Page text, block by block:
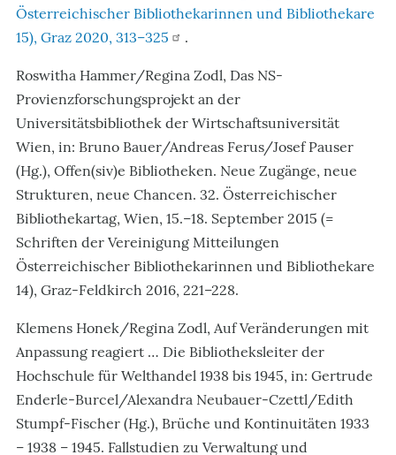
Österreichischer Bibliothekarinnen und Bibliothekare
15), Graz 2020, 313–325
.
Roswitha Hammer/Regina Zodl, Das NS-
Provienzforschungsprojekt an der
Universitätsbibliothek der Wirtschaftsuniversität
Wien, in: Bruno Bauer/Andreas Ferus/Josef Pauser
(Hg.), Offen(siv)e Bibliotheken. Neue Zugänge, neue
Strukturen, neue Chancen. 32. Österreichischer
Bibliothekartag, Wien, 15.–18. September 2015 (=
Schriften der Vereinigung Mitteilungen
Österreichischer Bibliothekarinnen und Bibliothekare
14), Graz-Feldkirch 2016, 221–228.
Klemens Honek/Regina Zodl, Auf Veränderungen mit
Anpassung reagiert … Die Bibliotheksleiter der
Hochschule für Welthandel 1938 bis 1945, in: Gertrude
Enderle-Burcel/Alexandra Neubauer-Czettl/Edith
Stumpf-Fischer (Hg.), Brüche und Kontinuitäten 1933
– 1938 – 1945. Fallstudien zu Verwaltung und